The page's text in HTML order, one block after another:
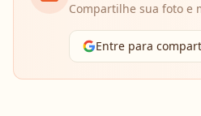
Compartilhe sua foto e
Entre para